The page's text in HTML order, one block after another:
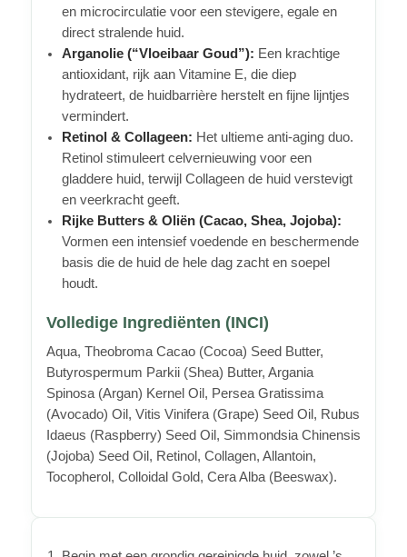
en microcirculatie voor een stevigere, egale en
direct stralende huid.
Arganolie (“Vloeibaar Goud”): Een krachtige
antioxidant, rijk aan Vitamine E, die diep
hydrateert, de huidbarrière herstelt en fijne lijntjes
vermindert.
Retinol & Collageen: Het ultieme anti-aging duo.
Retinol stimuleert celvernieuwing voor een
gladdere huid, terwijl Collageen de huid verstevigt
en veerkracht geeft.
Rijke Butters & Oliën (Cacao, Shea, Jojoba):
Vormen een intensief voedende en beschermende
basis die de huid de hele dag zacht en soepel
houdt.
Volledige Ingrediënten (INCI)
Aqua, Theobroma Cacao (Cocoa) Seed Butter,
Butyrospermum Parkii (Shea) Butter, Argania
Spinosa (Argan) Kernel Oil, Persea Gratissima
(Avocado) Oil, Vitis Vinifera (Grape) Seed Oil, Rubus
Idaeus (Raspberry) Seed Oil, Simmondsia Chinensis
(Jojoba) Seed Oil, Retinol, Collagen, Allantoin,
Tocopherol, Colloidal Gold, Cera Alba (Beeswax).